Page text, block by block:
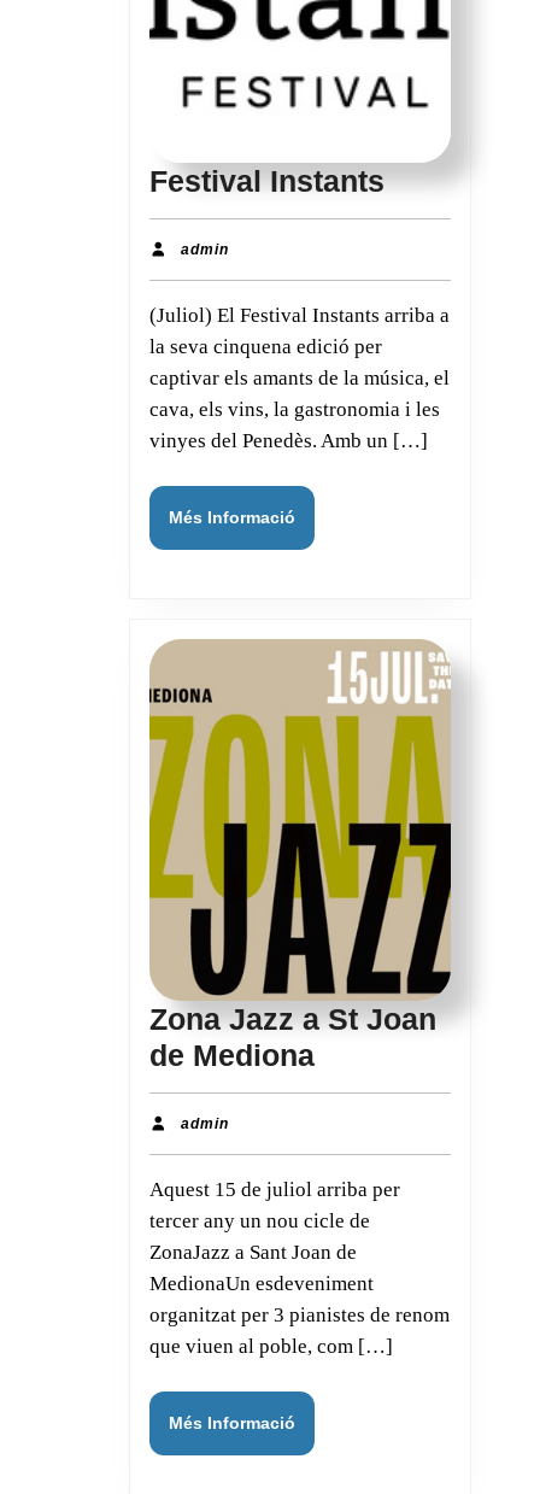
Festival InstantsFestival
Instants
admin
(Juliol) El Festival Instants arriba a
la seva cinquena edició per
captivar els amants de la música, el
cava, els vins, la gastronomia i les
vinyes del Penedès. Amb un […]
Més Informació
Informació
Zona Jazz a St Joan
de MedionaZona
Jazz
St
Joan
de
Mediona
admin
Aquest 15 de juliol arriba per
tercer any un nou cicle de
ZonaJazz a Sant Joan de
MedionaUn esdeveniment
organitzat per 3 pianistes de renom
que viuen al poble, com […]
Més Informació
Informació